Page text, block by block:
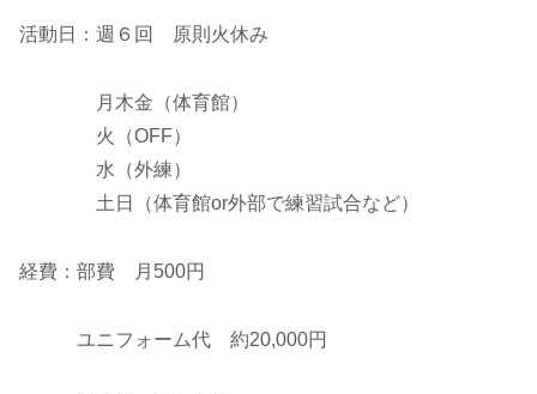
活動日：週６回 原則火休み
月木金（体育館）
火（OFF）
水（外練）
土日（体育館or外部で練習試合など）
経費：部費 月500円
ユニフォーム代 約20,000円